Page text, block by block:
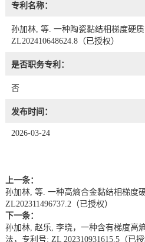
专利名称：
孙加林, 等. 一种陶瓷黏结相梯度硬
ZL202410648624.8（已授权）
是否职务专利：
否
发布时间：
2026-03-24
上一条：
孙加林, 等. 一种高熵合金黏结相梯度
ZL202311496737.2（已授权）
下一条：
孙加林, 赵乐, 李晓，一种含有梯度高
法，专利号: ZL 202310931615.5（已授